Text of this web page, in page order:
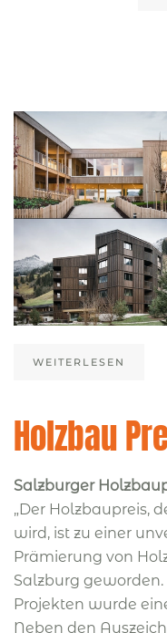
WEITERLESEN
Holzbau
Salzburger
„Der Holzbaupreis,
wird, ist zu einer
Prämierung von
Salzburg
Projekten wurde
Neben den